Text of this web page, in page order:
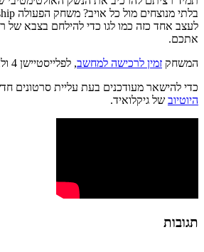
לעצב אחד כזה כמו לגו כדי להילחם בצבא של
אתכם.
המשחק זמין לרכישה למחשב, לפלייסטיישן 4 ולאקס בוקס 1.
כדי להישאר מעודכנים בעת עליית סרטונים
היוטיוב של גיקלואיד.
תגובות